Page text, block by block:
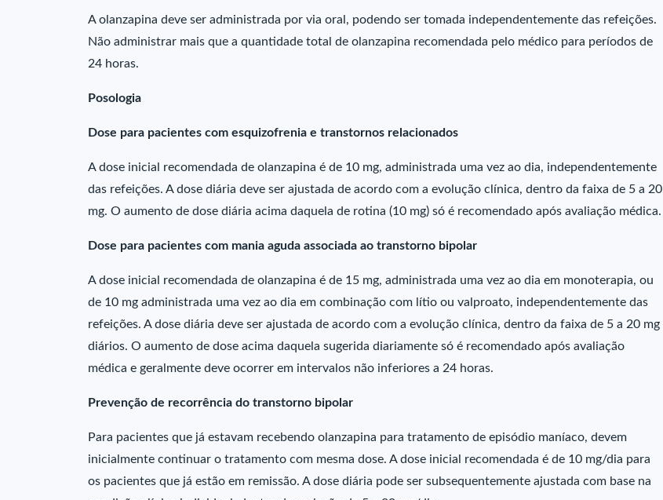
A olanzapina deve ser administrada por via oral, podendo ser tomada independentemente das refeições.
Não administrar mais que a quantidade total de olanzapina recomendada pelo médico para períodos de
24 horas.
Posologia
Dose para pacientes com esquizofrenia e transtornos relacionados
A dose inicial recomendada de olanzapina é de 10 mg, administrada uma vez ao dia, independentemente
das refeições. A dose diária deve ser ajustada de acordo com a evolução clínica, dentro da faixa de 5 a 20
mg. O aumento de dose diária acima daquela de rotina (10 mg) só é recomendado após avaliação médica.
Dose para pacientes com mania aguda associada ao transtorno bipolar
A dose inicial recomendada de olanzapina é de 15 mg, administrada uma vez ao dia em monoterapia, ou
de 10 mg administrada uma vez ao dia em combinação com lítio ou valproato, independentemente das
refeições. A dose diária deve ser ajustada de acordo com a evolução clínica, dentro da faixa de 5 a 20 mg
diários. O aumento de dose acima daquela sugerida diariamente só é recomendado após avaliação
médica e geralmente deve ocorrer em intervalos não inferiores a 24 horas.
Prevenção de recorrência do transtorno bipolar
Para pacientes que já estavam recebendo olanzapina para tratamento de episódio maníaco, devem
inicialmente continuar o tratamento com mesma dose. A dose inicial recomendada é de 10 mg/dia para
os pacientes que já estão em remissão. A dose diária pode ser subsequentemente ajustada com base na